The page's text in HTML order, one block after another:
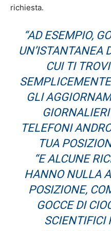
richiesta.
“AD ESEMPIO,
UN’ISTANTANEA
CUI TI
GLI
TELEFONI
TUA
“E ALCUNE
HANNO NULLA
POSIZIONE,
GOCCE DI
SCIENTIFICI